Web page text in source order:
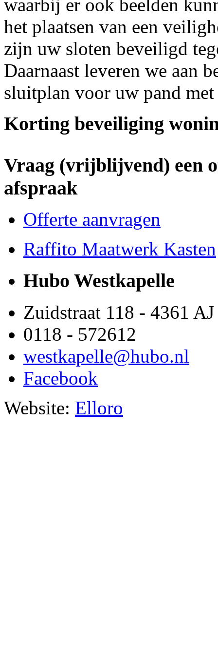
waarbij er ook beelden
het plaatsen van een
zijn uw sloten beveiligd
Daarnaast leveren we aan
sluitplan voor uw pand met
Korting beveiliging
Vraag (vrijblijvend) een
afspraak
Offerte aanvragen
Raffito Maatwerk Kasten
Hubo Westkapelle
Zuidstraat 118 - 4361
0118 - 572612
westkapelle@hubo.nl
Facebook
Website: Elloro